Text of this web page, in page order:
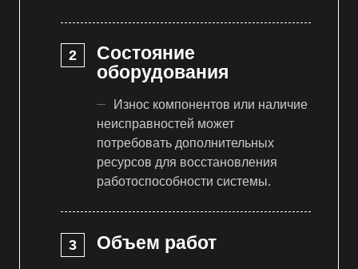
Состояние
оборудования
Износ компонентов или наличие
неисправностей может
потребовать дополнительных
ресурсов для восстановления
работоспособности системы.
Объем работ